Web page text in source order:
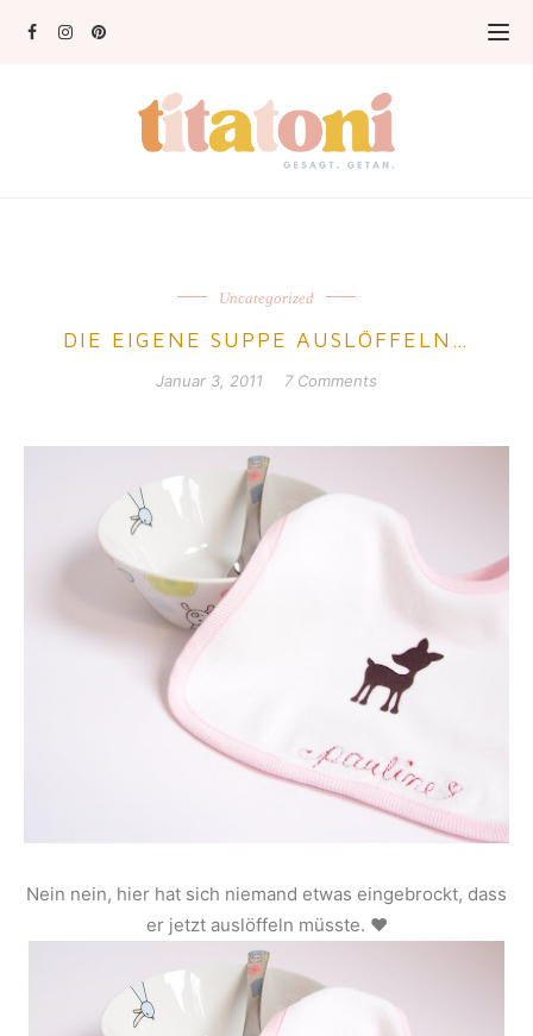
Uncategorized
DIE EIGENE SUPPE AUSLÖFFELN…
Januar 3, 2011 7 Comments
Nein nein, hier hat sich niemand etwas eingebrockt, dass
er jetzt auslöffeln müsste. ♥